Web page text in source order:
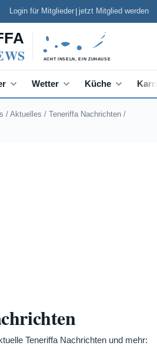
Login für Mitglieder | jetzt Mitglied werden
Wetter Küche
/ Aktuelles / Teneriffa Nachrichten /
Teneriffa Nachrichten und mehr:
Eilmeldungen